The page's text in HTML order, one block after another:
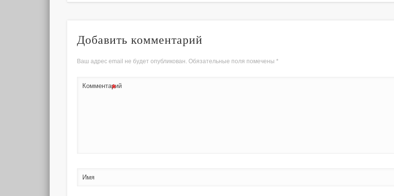
Добавить комментарий
Ваш адрес email не будет опубликован. Обязательные поля помечены*
Комментарий
*
Имя